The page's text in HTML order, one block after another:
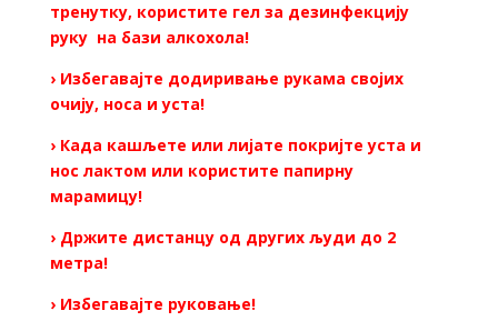
тренутку, користите гел за дезинфекцију
руку на бази алкохола!
› Избегавајте додиривање рукама својих
очију, носа и уста!
› Када кашљете или лијате покријте уста и
нос лактом или користите папирну
марамицу!
› Држите дистанцу од других људи до 2
метра!
› Избегавајте руковање!